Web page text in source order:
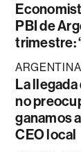
PBI de
trimestre:
ARGENTINA
La llegada
no
ganamos
CEO local